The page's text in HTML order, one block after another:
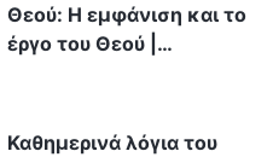
Θεού: Η εμφάνιση και το
έργο του Θεού |
Καθημερινά λόγια του